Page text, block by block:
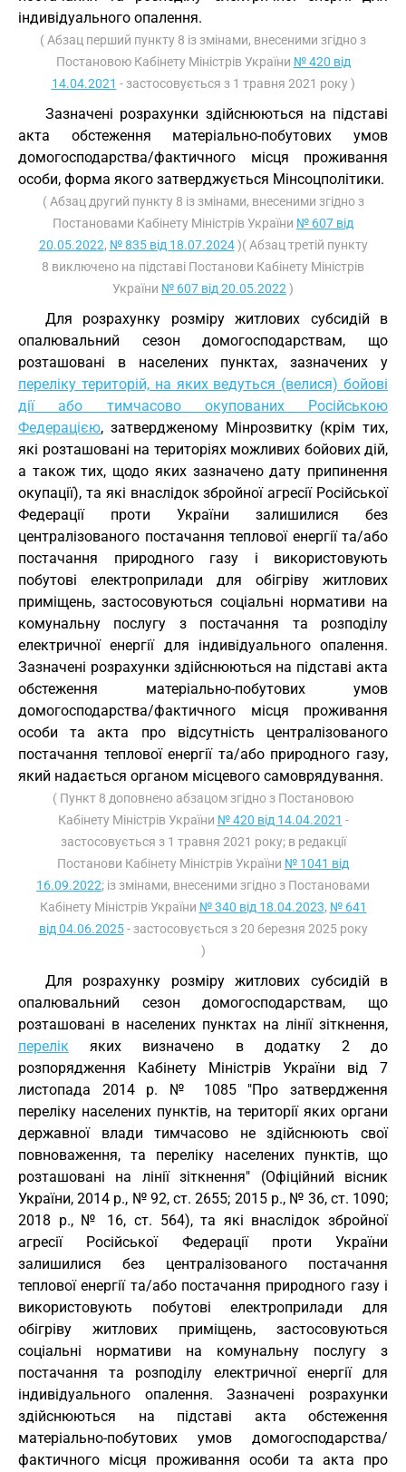
індивідуального опалення.
( Абзац перший пункту 8 із змінами, внесеними згідно з
Постановою Кабінету Міністрів України № 420 від
14.04.2021 - застосовується з 1 травня 2021 року )
Зазначені розрахунки здійснюються на підставі
акта обстеження матеріально-побутових умов
домогосподарства/фактичного місця проживання
особи, форма якого затверджується Мінсоцполітики.
( Абзац другий пункту 8 із змінами, внесеними згідно з
Постановами Кабінету Міністрів України № 607 від
20.05.2022, № 835 від 18.07.2024)( Абзац третій пункту
8 виключено на підставі Постанови Кабінету Міністрів
України № 607 від 20.05.2022 )
Для розрахунку розміру житлових субсидій в
опалювальний сезон домогосподарствам, що
розташовані в населених пунктах, зазначених у
переліку територій, на яких ведуться (велися) бойові
дії або тимчасово окупованих Російською
Федерацією, затвердженому Мінрозвитку (крім тих,
які розташовані на територіях можливих бойових дій,
а також тих, щодо яких зазначено дату припинення
окупації), та які внаслідок збройної агресії Російської
Федерації проти України залишилися без
централізованого постачання теплової енергії та/або
постачання природного газу і використовують
побутові електроприлади для обігріву житлових
приміщень, застосовуються соціальні нормативи на
комунальну послугу з постачання та розподілу
електричної енергії для індивідуального опалення.
Зазначені розрахунки здійснюються на підставі акта
обстеження матеріально-побутових умов
домогосподарства/фактичного місця проживання
особи та акта про відсутність централізованого
постачання теплової енергії та/або природного газу,
який надається органом місцевого самоврядування.
( Пункт 8 доповнено абзацом згідно з Постановою
Кабінету Міністрів України № 420 від 14.04.2021 -
застосовується з 1 травня 2021 року; в редакції
Постанови Кабінету Міністрів України № 1041 від
16.09.2022; із змінами, внесеними згідно з Постановами
Кабінету Міністрів України № 340 від 18.04.2023, № 641
від 04.06.2025- застосовується з 20 березня 2025 року
)
Для розрахунку розміру житлових субсидій в
опалювальний сезон домогосподарствам, що
розташовані в населених пунктах на лінії зіткнення,
перелік яких визначено в додатку 2 до
розпорядження Кабінету Міністрів України від 7
листопада 2014 р. № 1085 "Про затвердження
переліку населених пунктів, на території яких органи
державної влади тимчасово не здійснюють свої
повноваження, та переліку населених пунктів, що
розташовані на лінії зіткнення" (Офіційний вісник
України, 2014 р., № 92, ст. 2655; 2015 р., № 36, ст. 1090;
2018 р., № 16, ст. 564), та які внаслідок збройної
агресії Російської Федерації проти України
залишилися без централізованого постачання
теплової енергії та/або постачання природного газу і
використовують побутові електроприлади для
обігріву житлових приміщень, застосовуються
соціальні нормативи на комунальну послугу з
постачання та розподілу електричної енергії для
індивідуального опалення. Зазначені розрахунки
здійснюються на підставі акта обстеження
матеріально-побутових умов домогосподарства/
фактичного місця проживання особи та акта про